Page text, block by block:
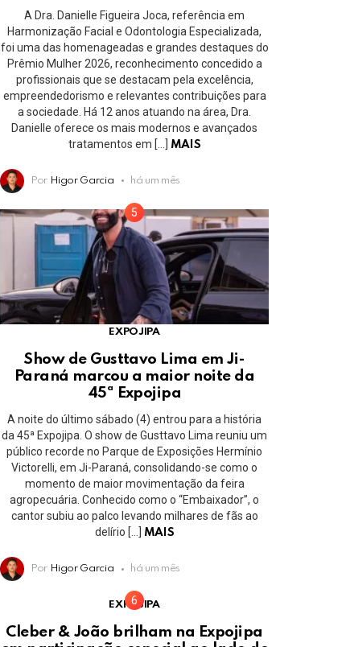
A Dra. Danielle Figueira Joca, referência em
Harmonização Facial e Odontologia Especializada,
foi uma das homenageadas e grandes destaques do
Prêmio Mulher 2026, reconhecimento concedido a
profissionais que se destacam pela excelência,
empreendedorismo e relevantes contribuições para
a sociedade. Há 12 anos atuando na área, Dra.
Danielle oferece os mais modernos e avançados
tratamentos em […]
MAIS
Por Higor Garcia há um mês
EXPOJIPA
Show de Gusttavo Lima em Ji-
Paraná marcou a maior noite da
45ª Expojipa
A noite do último sábado (4) entrou para a história
da 45ª Expojipa. O show de Gusttavo Lima reuniu um
público recorde no Parque de Exposições Hermínio
Victorelli, em Ji-Paraná, consolidando-se como o
momento de maior movimentação da feira
agropecuária. Conhecido como o “Embaixador”, o
cantor subiu ao palco levando milhares de fãs ao
delírio […]
MAIS
Por Higor Garcia há um mês
EXPOJIPA
Cleber & João brilham na Expojipa